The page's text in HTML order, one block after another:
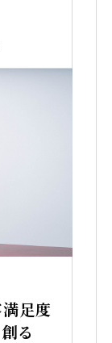
足度
る